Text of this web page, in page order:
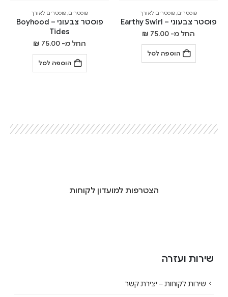
פוסטרים,פוסטרים לאורך
פוסטר צבעוני – Earthy Swirl
החל מ- ₪ 75.00
הוספה לסל
פוסטרים,פוסטרים לאורך
פוסטר צבעוני – Boyhood
Tides
החל מ- ₪ 75.00
הוספה לסל
הצטרפות למועדון לקוחות
שירות ועזרה
שירות לקוחות – יצירת קשר